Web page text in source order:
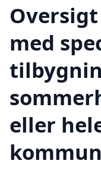
med
eller